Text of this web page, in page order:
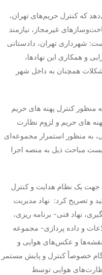
که کنترل حریم‌های تهران،
غیرمجاز، نیازمند
شهرداری تهران، دادستانی
و همکاری این نهادها،
همچنان به داخل شهر
منظور کنترل پهنه های حریم
های حریم و لزوم نظارت
به منظور استمرار مجموعه‌ای
مباحث ذیل به منصه اجرا
جهت یک نظام هدایت و کنترل
و تصریح کرد: نهاد مدیریت
نهاد فنی- برنامه ریزی،
و داده پردازی- مجموعه
نقشه‌ها و عکس‌های هوایی و
خصوصاً کنترل و پایش مستمر
هوایی توسط